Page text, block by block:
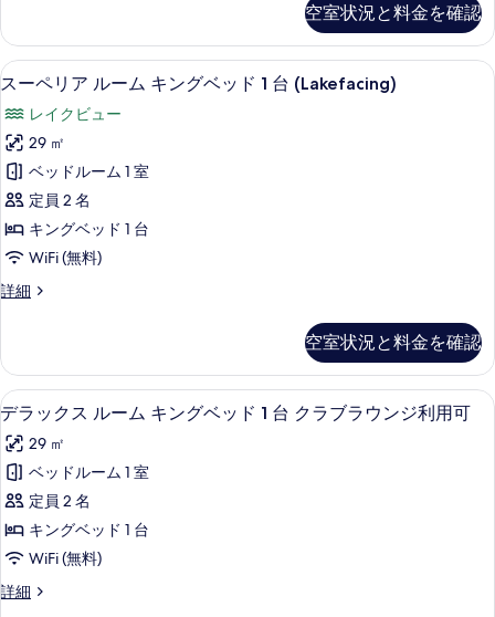
条
件
真
を
表
示
す
る
細
空室状況と料金を確認
ス
ペ
リ
ア
ル
ー
ム
キ
グ
ベ
ッ
ド
台
(Lakefacing)
の
す
スーペリア ルーム キングベッド 1
7
スーペリア ルーム キングベッド 1 台 (Lakefacing)
レイクビュー
29 ㎡
ベッドルーム 1 室
定員 2 名
キングベッド 1 台
WiFi (無料)
詳細
ス
ア
ル
ー
キ
ン
ベ
ッ
ド
台
空室状況と料金を確認
デ
ラ
ッ
ク
ス
ル
ー
ム
デラックス ルーム キングベッド 1
11
デラックス ルーム キングベッド 1 台 クラブラウンジ利用可
29 ㎡
ベッドルーム 1 室
定員 2 名
キングベッド 1 台
WiFi (無料)
詳細
デ